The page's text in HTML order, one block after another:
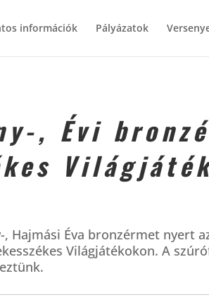
információk Pályázatok
, Évi
, Hajmási Éva bronzérmet nyert
Világjátékokon. A